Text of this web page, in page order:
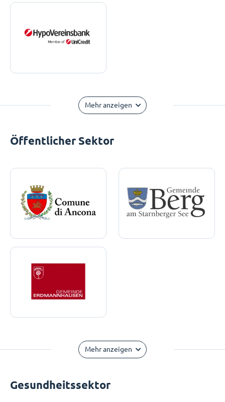
Mehr anzeigen
Öffentlicher Sektor
Mehr anzeigen
Gesundheitssektor